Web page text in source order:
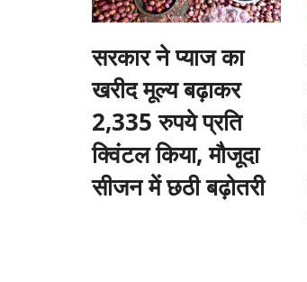
सरकार ने प्याज का
खरीद मूल्य बढ़ाकर
2,335 रुपये प्रति
क्विंटल किया, मौजूदा
सीजन में छठी बढ़ोतरी